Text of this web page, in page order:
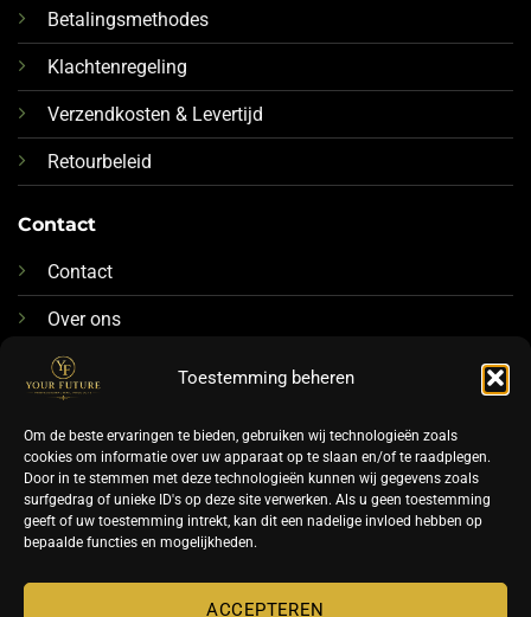
Toestemming beheren
Om de beste ervaringen te bieden, gebruiken wij technologieën zoals
cookies om informatie over uw apparaat op te slaan en/of te raadplegen.
Door in te stemmen met deze technologieën kunnen wij gegevens zoals
surfgedrag of unieke ID's op deze site verwerken. Als u geen toestemming
geeft of uw toestemming intrekt, kan dit een nadelige invloed hebben op
bepaalde functies en mogelijkheden.
ACCEPTEREN
Betalingsmethodes
Klachtenregeling
Verzendkosten & Levertijd
Retourbeleid
Contact
Contact
Over ons
076-88 78 592